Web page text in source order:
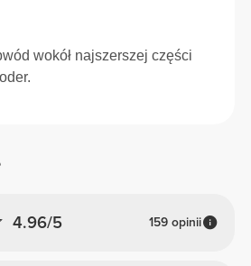
4.96/5 159 opinii
wokół najszerszej części